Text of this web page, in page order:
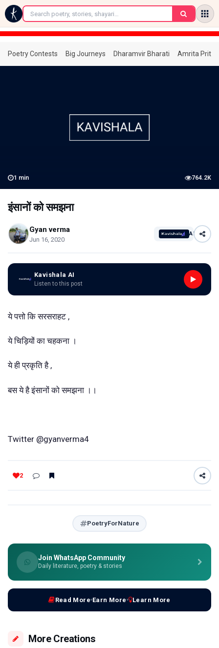
←
Poetry Contests Big Journeys Dharamvir Bharati Amrita
1 min 764.2K
इंसानों को समझना
Gyan verma
Jun 16, 2020
AI
Kavishala AI
Listen to this post
ये पत्तो कि सरसराहट ,
ये चिड़ियों का चहकना ।
ये ही प्रकृति है ,
बस ये है इंसानों को समझना ।।
Twitter @gyanverma4
2
PoetryForNature
Join WhatsApp Community
Daily literature, poetry & stories
Read More Earn More Learn More
More Creations